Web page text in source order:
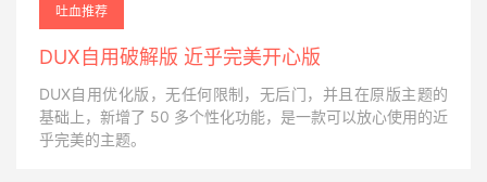
吐血推荐
DUX自用破解版 近乎完美开心版
DUX自用优化版，无任何限制，无后门，并且在原版主题的
基础上，新增了 50 多个性化功能，是一款可以放心使用的近
乎完美的主题。